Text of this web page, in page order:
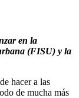
en la
(FISU) y la
hacer a las
de mucha más